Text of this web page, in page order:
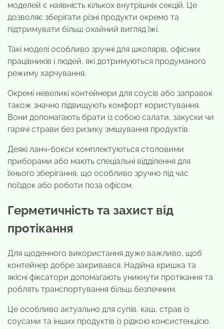
моделей є наявність кількох внутрішніх секцій. Це
дозволяє зберігати різні продукти окремо та
підтримувати більш охайний вигляд їжі.
Такі моделі особливо зручні для школярів, офісних
працівників і людей, які дотримуються продуманого
режиму харчування.
Окремі невеликі контейнери для соусів або заправок
також значно підвищують комфорт користування.
Вони допомагають брати із собою салати, закуски чи
гарячі страви без ризику змішування продуктів.
Деякі ланч-бокси комплектуються столовими
приборами або мають спеціальні відділення для
їхнього зберігання, що особливо зручно під час
поїздок або роботи поза офісом.
Герметичність та захист від
протікання
Для щоденного використання дуже важливо, щоб
контейнер добре закривався. Надійна кришка та
якісні фіксатори допомагають уникнути протікання та
роблять транспортування більш безпечним.
Це особливо актуально для супів, каш, страв із
соусами та інших продуктів із рідкою консистенцією.